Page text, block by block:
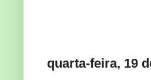
quarta-feira, 19